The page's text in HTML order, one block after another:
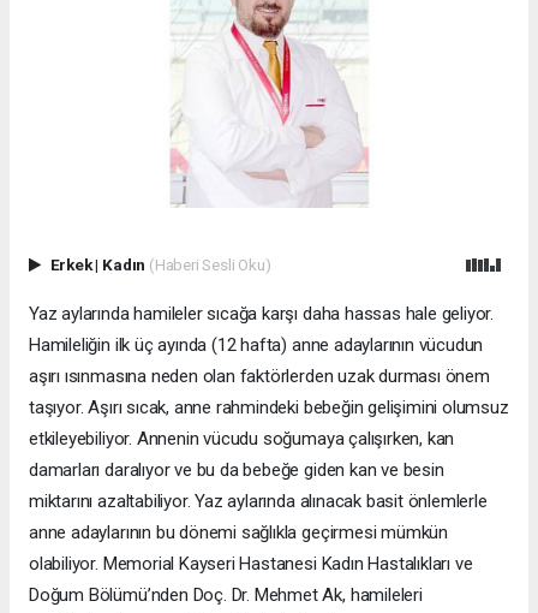
Erkek| Kadın (Haberi Sesli Oku)
Yaz aylarında hamileler sıcağa karşı daha hassas hale geliyor.
Hamileliğin ilk üç ayında (12 hafta) anne adaylarının vücudun
aşırı ısınmasına neden olan faktörlerden uzak durması önem
taşıyor. Aşırı sıcak, anne rahmindeki bebeğin gelişimini olumsuz
etkileyebiliyor. Annenin vücudu soğumaya çalışırken, kan
damarları daralıyor ve bu da bebeğe giden kan ve besin
miktarını azaltabiliyor. Yaz aylarında alınacak basit önlemlerle
anne adaylarının bu dönemi sağlıkla geçirmesi mümkün
olabiliyor. Memorial Kayseri Hastanesi Kadın Hastalıkları ve
Doğum Bölümü’nden Doç. Dr. Mehmet Ak, hamileleri